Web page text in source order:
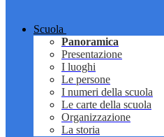
Scuola
Panoramica
Presentazione
I luoghi
Le persone
I numeri della scuola
Le carte della scuola
Organizzazione
La storia